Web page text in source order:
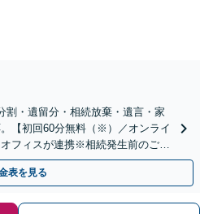
割・遺留分・相続放棄・遺言・家
【初回60分無料（※）／オンライ
フィスが連携※相続発生前のご相
ます。
表を見る